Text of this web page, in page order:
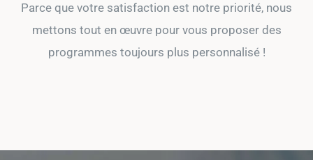
Parce que votre satisfaction est notre priorité, nous
mettons tout en œuvre pour vous proposer des
programmes toujours plus personnalisé !